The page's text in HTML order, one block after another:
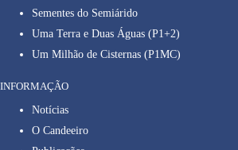
Sementes do Semiárido
Uma Terra e Duas Águas (P1+2)
Um Milhão de Cisternas (P1MC)
INFORMAÇÃO
Notícias
O Candeeiro